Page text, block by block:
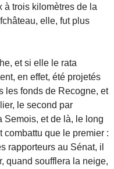
à trois kilomètres de la
elle, fut plus
et si elle le rata
en effet, été projetés
les fonds de Recogne, et
le second par
Semois, et de là, le long
combattu que le premier :
rapporteurs au Sénat, il
quand soufflera la neige,